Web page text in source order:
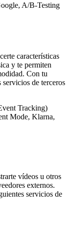
A/B-Testing
características
y te permiten
Con tu
de terceros
Tracking)
Mode, Klarna,
vídeos u otros
externos.
servicios de